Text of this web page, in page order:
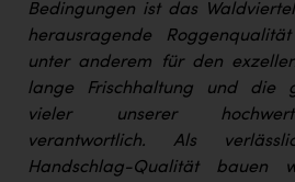
Bedingungen ist das
herausragende
unter anderem für den
lange Frischhaltung und die
vieler unserer
verantwortlich. Als
Handschlag-Qualität bauen